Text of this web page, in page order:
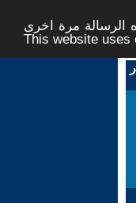
مرة اخرى -
This website uses